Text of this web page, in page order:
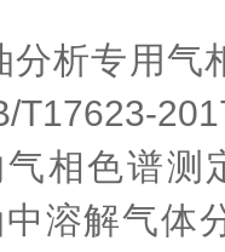
分析专用气
T17623-
相色谱测
中溶解气体